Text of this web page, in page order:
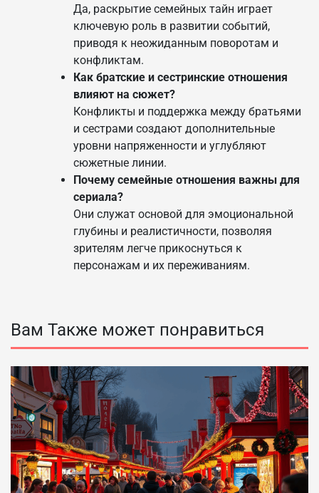
Да, раскрытие семейных тайн играет
ключевую роль в развитии событий,
приводя к неожиданным поворотам и
конфликтам.
Как братские и сестринские отношения
влияют на сюжет?
Конфликты и поддержка между братьями
и сестрами создают дополнительные
уровни напряженности и углубляют
сюжетные линии.
Почему семейные отношения важны для
сериала?
Они служат основой для эмоциональной
глубины и реалистичности, позволяя
зрителям легче прикоснуться к
персонажам и их переживаниям.
Вам Также может понравиться